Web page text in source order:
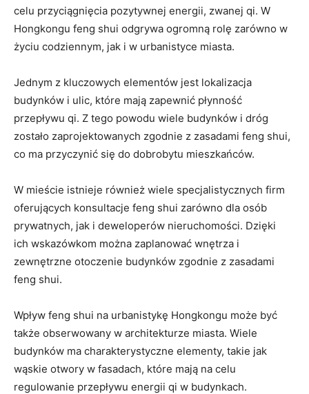
celu przyciągnięcia pozytywnej energii, zwanej qi. W
Hongkongu ⁣feng shui odgrywa ogromną rolę zarówno w
życiu ⁤codziennym, jak ‍i⁤ w urbanistyce miasta.
Jednym z kluczowych elementów ⁤jest lokalizacja
budynków i ulic, które mają zapewnić płynność
przepływu qi. Z⁣ tego powodu wiele budynków i ⁣dróg
‍zostało zaprojektowanych zgodnie ⁢z zasadami feng shui,
co ​ma ⁤przyczynić się do ‍dobrobytu mieszkańców.
W mieście ​istnieje również wiele specjalistycznych firm
oferujących konsultacje feng shui zarówno dla osób
‍prywatnych, jak i deweloperów‍ nieruchomości. Dzięki
ich wskazówkom można zaplanować wnętrza⁤ i⁣
zewnętrzne otoczenie budynków zgodnie z zasadami
feng shui.
Wpływ ‌feng shui na urbanistykę Hongkongu może być
także obserwowany w architekturze miasta. Wiele
budynków ma⁣ charakterystyczne elementy,⁤ takie jak
wąskie otwory w fasadach,⁣ które mają na celu‍
regulowanie przepływu energii qi w budynkach.